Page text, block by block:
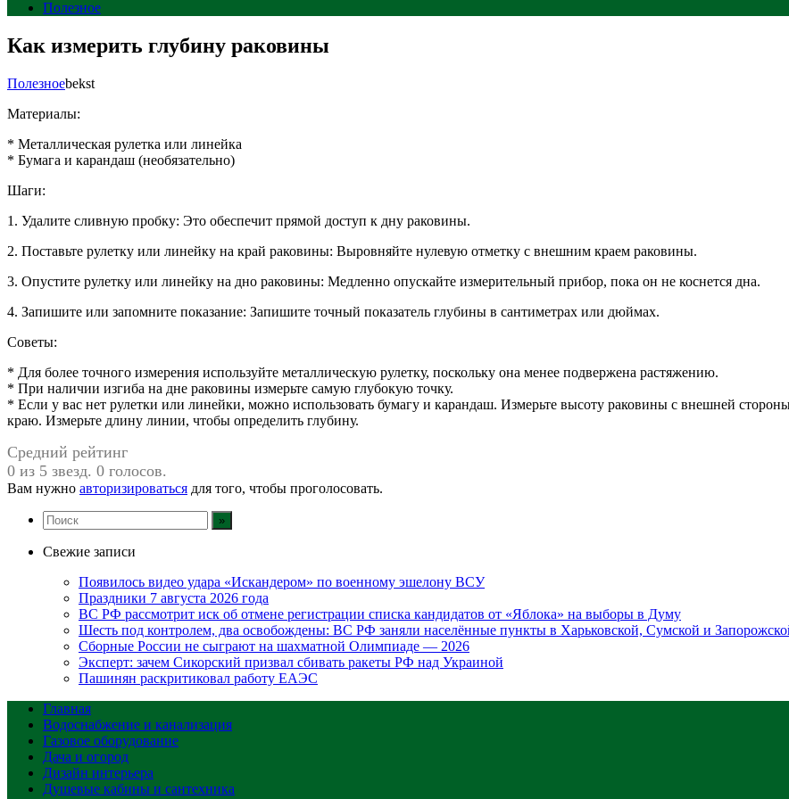
Полезное
Как измерить глубину раковины
Полезноеbekst
Материалы:
* Металлическая рулетка или линейка
* Бумага и карандаш (необязательно)
Шаги:
1. Удалите сливную пробку: Это обеспечит прямой доступ к дну раковины.
2. Поставьте рулетку или линейку на край раковины: Выровняйте нулевую отметку с внешним краем раковины.
3. Опустите рулетку или линейку на дно раковины: Медленно опускайте измерительный прибор, пока он не коснется дна.
4. Запишите или запомните показание: Запишите точный показатель глубины в сантиметрах или дюймах.
Советы:
* Для более точного измерения используйте металлическую рулетку, поскольку она менее подвержена растяжению.
* При наличии изгиба на дне раковины измерьте самую глубокую точку.
* Если у вас нет рулетки или линейки, можно использовать бумагу и карандаш. Измерьте высоту раковины с внешней
краю. Измерьте длину линии, чтобы определить глубину.
Средний рейтинг
0 из 5 звезд. 0 голосов.
Вам нужно авторизироваться для того, чтобы проголосовать.
Свежие записи
Появилось видео удара «Искандером» по военному эшелону ВСУ
Праздники 7 августа 2026 года
ВС РФ рассмотрит иск об отмене регистрации списка кандидатов от «Яблока» на выборы в Думу
Шесть под контролем, два освобождены: ВС РФ заняли населённые пункты в Харьковской, Сумской и
Сборные России не сыграют на шахматной Олимпиаде — 2026
Эксперт: зачем Сикорский призвал сбивать ракеты РФ над Украиной
Пашинян раскритиковал работу ЕАЭС
Главная
Водоснабжение и канализация
Газовое оборудование
Дача и огород
Дизайн интерьера
Душевые кабины и сантехника